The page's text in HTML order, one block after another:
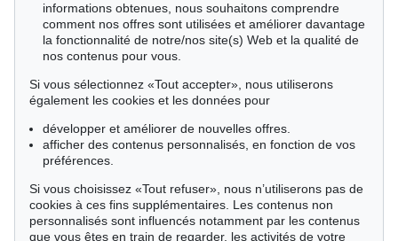
informations obtenues, nous souhaitons comprendre
comment nos offres sont utilisées et améliorer davantage
la fonctionnalité de notre/nos site(s) Web et la qualité de
nos contenus pour vous.
Si vous sélectionnez «Tout accepter», nous utiliserons
également les cookies et les données pour
développer et améliorer de nouvelles offres.
afficher des contenus personnalisés, en fonction de vos
préférences.
Si vous choisissez «Tout refuser», nous n’utiliserons pas de
cookies à ces fins supplémentaires. Les contenus non
personnalisés sont influencés notamment par les contenus
que vous êtes en train de regarder, les activités de votre